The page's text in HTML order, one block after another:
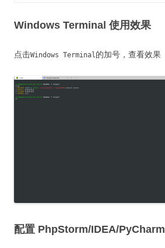
Windows Terminal 使用效果
点击Windows Terminal的加号，查看效果
配置 PhpStorm/IDEA/PyCharm